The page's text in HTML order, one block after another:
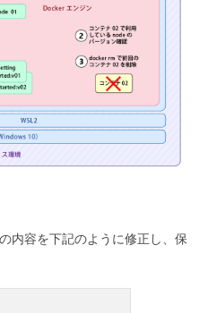
内容を下記のように修正し、保